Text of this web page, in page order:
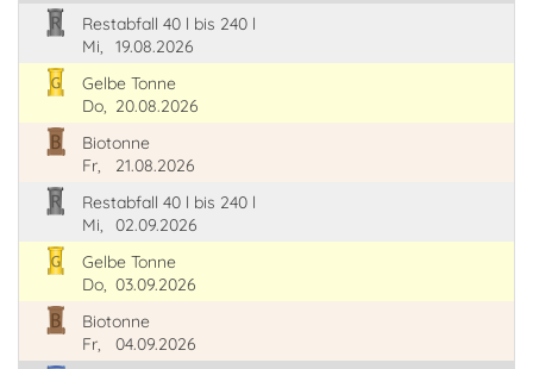
Restabfall 40 l bis 240 l
Mi,
19.08.2026
Gelbe Tonne
Do, 20.08.2026
Biotonne
Fr,
21.08.2026
Restabfall 40 l bis 240 l
Mi,
02.09.2026
Gelbe Tonne
Do, 03.09.2026
Biotonne
Fr,
04.09.2026